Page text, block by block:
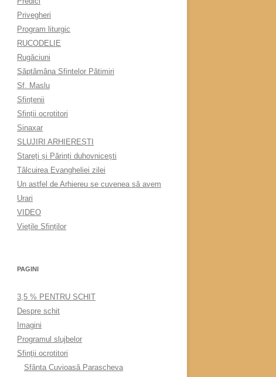
Privegheri
Program liturgic
RUCODELIE
Rugăciuni
Săptămâna Sfintelor Pătimiri
Sf. Maslu
Sfințenii
Sfinții ocrotitori
Sinaxar
SLUJIRI ARHIEREȘTI
Stareți și Părinți duhovnicești
Tâlcuirea Evangheliei zilei
Un astfel de Arhiereu se cuvenea să avem
Urari
VIDEO
Viețile Sfinților
PAGINI
3,5 % PENTRU SCHIT
Despre schit
Imagini
Programul slujbelor
Sfinţii ocrotitori
Sfânta Cuvioasă Parascheva